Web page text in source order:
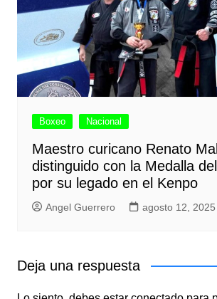
Boxeo Nacional
Maestro curicano Renato
distinguido con la Medalla
por su legado en el Kenpo
Angel Guerrero agosto 12, 2025
Deja una respuesta